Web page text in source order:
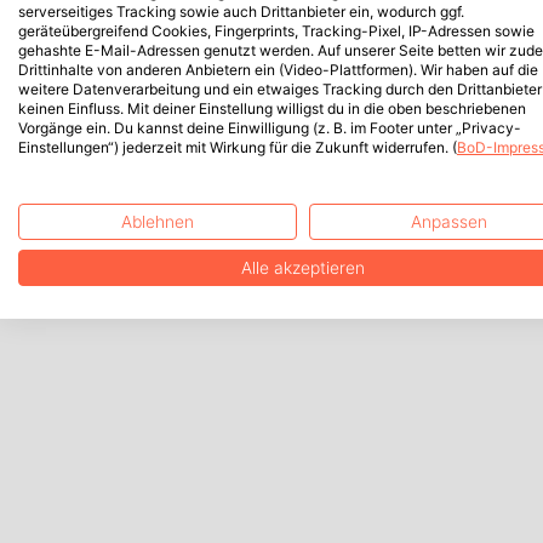
serverseitiges Tracking sowie auch Drittanbieter ein, wodurch ggf.
geräteübergreifend Cookies, Fingerprints, Tracking-Pixel, IP-Adressen sowie
gehashte E-Mail-Adressen genutzt werden. Auf unserer Seite betten wir
Drittinhalte von anderen Anbietern ein (Video-Plattformen). Wir haben auf die
weitere Datenverarbeitung und ein etwaiges Tracking durch den Drittanbieter
keinen Einfluss. Mit deiner Einstellung willigst du in die oben beschriebenen
Vorgänge ein. Du kannst deine Einwilligung (z. B. im Footer unter „Privacy-
Einstellungen“) jederzeit mit Wirkung für die Zukunft widerrufen. (BoD-
Ablehnen Anpassen
Alle akzeptieren